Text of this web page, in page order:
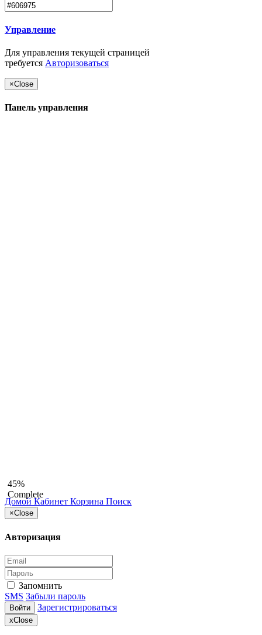
Управление
Для управления текущей страницей
требуется Авторизоваться
×Close
Панель управления
45%
Complete
Домой Кабинет Корзина Поиск
×Close
Авторизация
Запомнить
SMS Забыли пароль
Войти Зарегистрироваться
xClose